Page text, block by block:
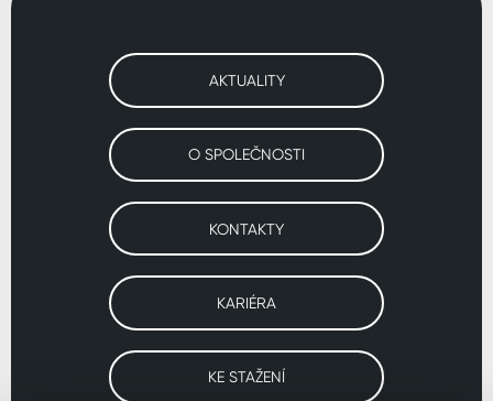
AKTUALITY
O SPOLEČNOSTI
KONTAKTY
KARIÉRA
KE STAŽENÍ